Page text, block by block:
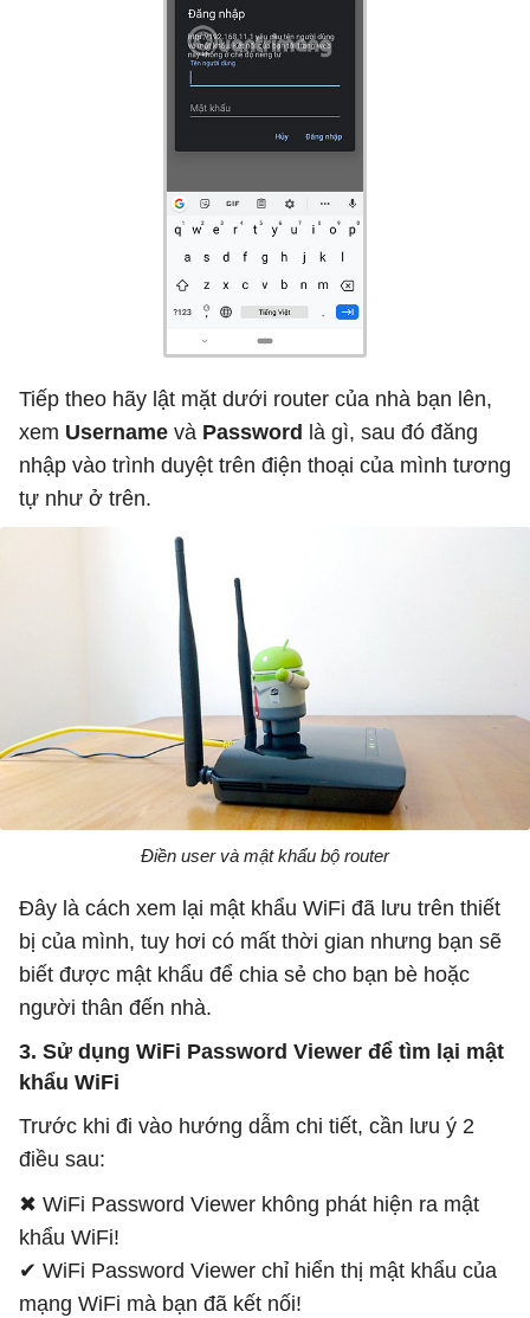
Tiếp theo hãy lật mặt dưới router của nhà bạn lên,
xem Username và Password là gì, sau đó đăng
nhập vào trình duyệt trên điện thoại của mình tương
tự như ở trên.
Điền user và mật khẩu bộ router
Đây là cách xem lại mật khẩu WiFi đã lưu trên thiết
bị của mình, tuy hơi có mất thời gian nhưng bạn sẽ
biết được mật khẩu để chia sẻ cho bạn bè hoặc
người thân đến nhà.
3. Sử dụng WiFi Password Viewer để tìm lại mật
khẩu WiFi
Trước khi đi vào hướng dẫm chi tiết, cần lưu ý 2
điều sau:
✖ WiFi Password Viewer không phát hiện ra mật
khẩu WiFi!
✔ WiFi Password Viewer chỉ hiển thị mật khẩu của
mạng WiFi mà bạn đã kết nối!